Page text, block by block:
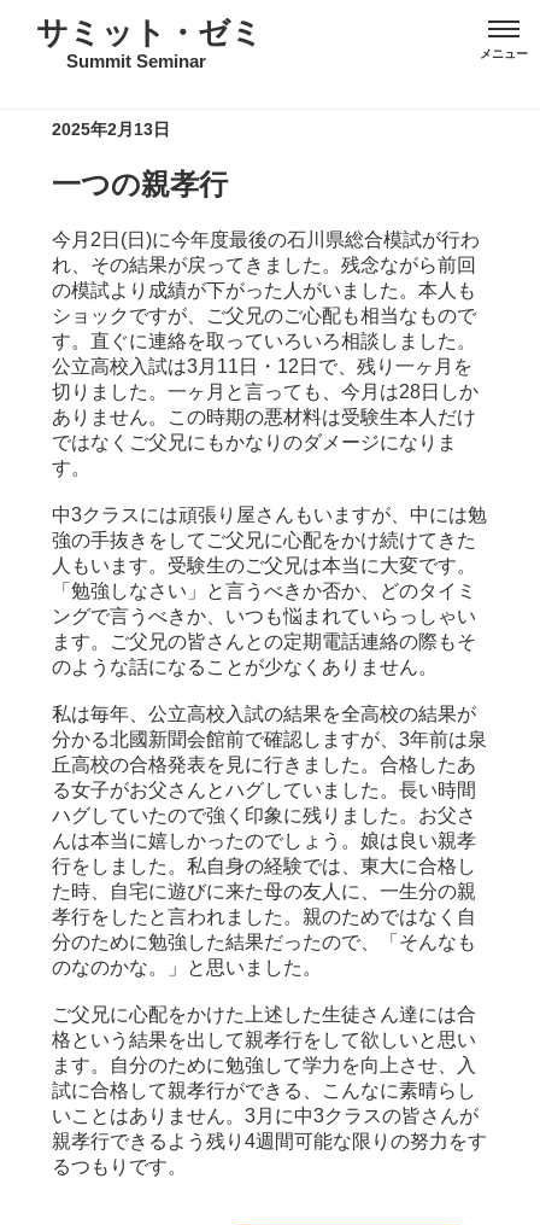
サミット・ゼミ
Summit Seminar
2025年2月13日
一つの親孝行
今月2日(日)に今年度最後の石川県総合模試が行わ
れ、その結果が戻ってきました。残念ながら前回
の模試より成績が下がった人がいました。本人も
ショックですが、ご父兄のご心配も相当なもので
す。直ぐに連絡を取っていろいろ相談しました。
公立高校入試は3月11日・12日で、残り一ヶ月を
切りました。一ヶ月と言っても、今月は28日しか
ありません。この時期の悪材料は受験生本人だけ
ではなくご父兄にもかなりのダメージになりま
す。
中3クラスには頑張り屋さんもいますが、中には勉
強の手抜きをしてご父兄に心配をかけ続けてきた
人もいます。受験生のご父兄は本当に大変です。
「勉強しなさい」と言うべきか否か、どのタイミ
ングで言うべきか、いつも悩まれていらっしゃい
ます。ご父兄の皆さんとの定期電話連絡の際もそ
のような話になることが少なくありません。
私は毎年、公立高校入試の結果を全高校の結果が
分かる北國新聞会館前で確認しますが、3年前は泉
丘高校の合格発表を見に行きました。合格したあ
る女子がお父さんとハグしていました。長い時間
ハグしていたので強く印象に残りました。お父さ
んは本当に嬉しかったのでしょう。娘は良い親孝
行をしました。私自身の経験では、東大に合格し
た時、自宅に遊びに来た母の友人に、一生分の親
孝行をしたと言われました。親のためではなく自
分のために勉強した結果だったので、「そんなも
のなのかな。」と思いました。
ご父兄に心配をかけた上述した生徒さん達には合
格という結果を出して親孝行をして欲しいと思い
ます。自分のために勉強して学力を向上させ、入
試に合格して親孝行ができる、こんなに素晴らし
いことはありません。3月に中3クラスの皆さんが
親孝行できるよう残り4週間可能な限りの努力をす
るつもりです。